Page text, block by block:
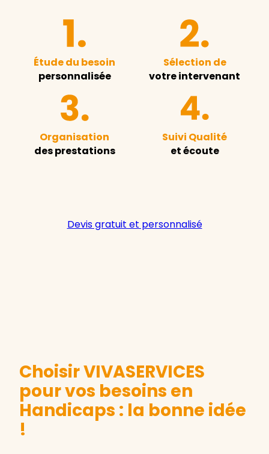
Étude du besoin
personnalisée
Sélection de
votre intervenant
Organisation
des prestations
Suivi Qualité
et écoute
Devis gratuit et personnalisé
Choisir VIVASERVICES
pour vos besoins en
Handicaps : la bonne idée
!